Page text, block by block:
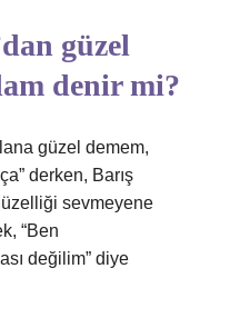
güzel
denir mi?
güzel demem,
derken, Barış
sevmeyene
“Ben
değilim” diye